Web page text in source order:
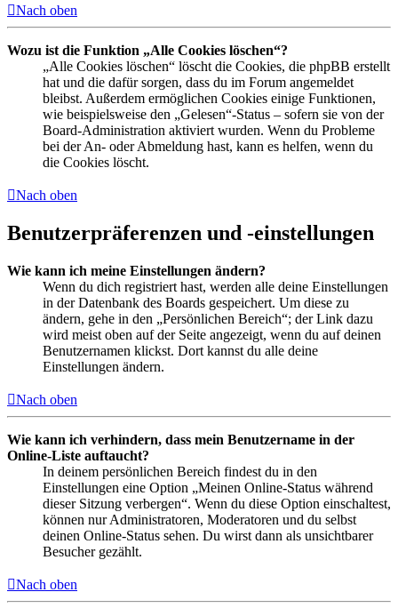
Nach oben
Wozu ist die Funktion „Alle Cookies löschen“?
„Alle Cookies löschen“ löscht die Cookies, die phpBB erstellt
hat und die dafür sorgen, dass du im Forum angemeldet
bleibst. Außerdem ermöglichen Cookies einige Funktionen,
wie beispielsweise den „Gelesen“-Status – sofern sie von der
Board-Administration aktiviert wurden. Wenn du Probleme
bei der An- oder Abmeldung hast, kann es helfen, wenn du
die Cookies löscht.
Nach oben
Benutzerpräferenzen und -einstellungen
Wie kann ich meine Einstellungen ändern?
Wenn du dich registriert hast, werden alle deine Einstellungen
in der Datenbank des Boards gespeichert. Um diese zu
ändern, gehe in den „Persönlichen Bereich“; der Link dazu
wird meist oben auf der Seite angezeigt, wenn du auf deinen
Benutzernamen klickst. Dort kannst du alle deine
Einstellungen ändern.
Nach oben
Wie kann ich verhindern, dass mein Benutzername in der
Online-Liste auftaucht?
In deinem persönlichen Bereich findest du in den
Einstellungen eine Option „Meinen Online-Status während
dieser Sitzung verbergen“. Wenn du diese Option einschaltest,
können nur Administratoren, Moderatoren und du selbst
deinen Online-Status sehen. Du wirst dann als unsichtbarer
Besucher gezählt.
Nach oben